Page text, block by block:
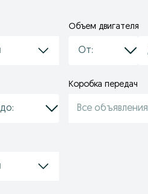
Объем двигателя
Коробка передач
Все объявления